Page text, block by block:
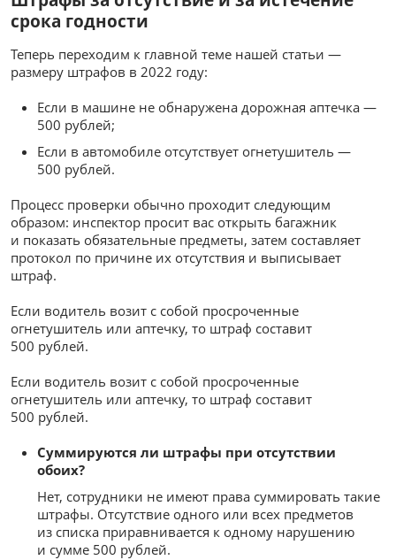
срока годности
Теперь переходим к главной теме нашей статьи —
размеру штрафов в 2022 году:
Если в машине не обнаружена дорожная аптечка —
500 рублей;
Если в автомобиле отсутствует огнетушитель —
500 рублей.
Процесс проверки обычно проходит следующим
образом: инспектор просит вас открыть багажник
и показать обязательные предметы, затем составляет
протокол по причине их отсутствия и выписывает
штраф.
Если водитель возит с собой просроченные
огнетушитель или аптечку, то штраф составит
500 рублей.
Если водитель возит с собой просроченные
огнетушитель или аптечку, то штраф составит
500 рублей.
Суммируются ли штрафы при отсутствии
обоих?
Нет, сотрудники не имеют права суммировать такие
штрафы. Отсутствие одного или всех предметов
из списка приравнивается к одному нарушению
и сумме 500 рублей.